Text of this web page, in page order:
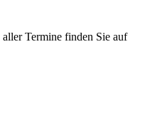
Termine finden Sie auf